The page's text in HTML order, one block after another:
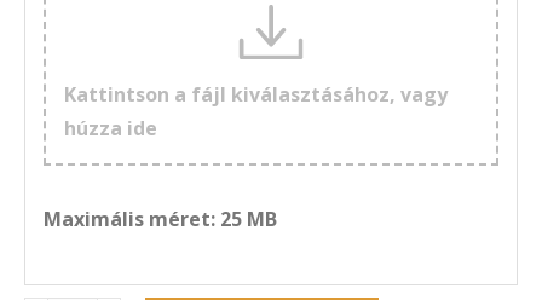
Kattintson a fájl kiválasztásához, vagy
húzza ide
Maximális méret: 25 MB